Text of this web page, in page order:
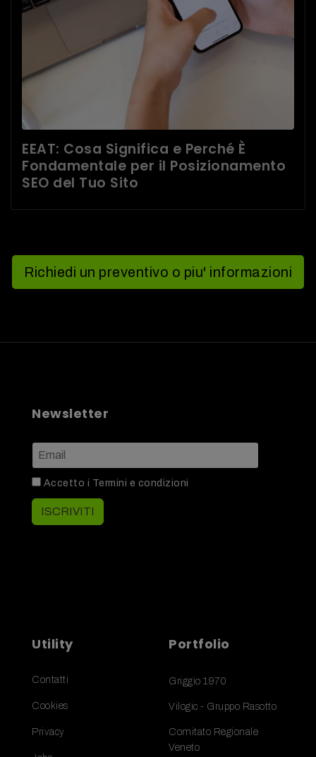
EEAT: Cosa Significa e Perché È
Fondamentale per il Posizionamento
SEO del Tuo Sito
Richiedi un preventivo o piu' informazioni
Newsletter
Accetto i Termini e condizioni
ISCRIVITI
Utility
Contatti
Cookies
Privacy
Portfolio
Griggio 1970
Vilogic - Gruppo Rasotto
Comitato Regionale
Veneto